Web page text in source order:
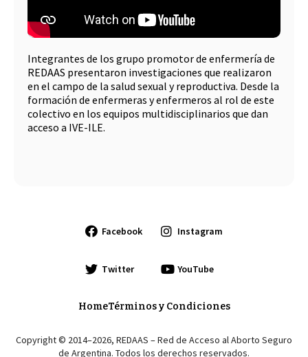
Integrantes de los grupo promotor de enfermería de
REDAAS presentaron investigaciones que realizaron
en el campo de la salud sexual y reproductiva. Desde la
formación de enfermeras y enfermeros al rol de este
colectivo en los equipos multidisciplinarios que dan
acceso a IVE-ILE.
Facebook Instagram
Twitter YouTube
HomeTérminos y Condiciones
Copyright © 2014–2026, REDAAS – Red de Acceso al Aborto Seguro
de Argentina. Todos los derechos reservados.